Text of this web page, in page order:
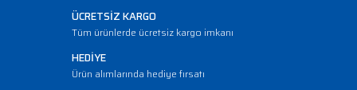
ÜCRETSİZ KARGO
Tüm ürünlerde ücretsiz kargo imkanı
HEDİYE
Ürün alımlarında hediye fırsatı